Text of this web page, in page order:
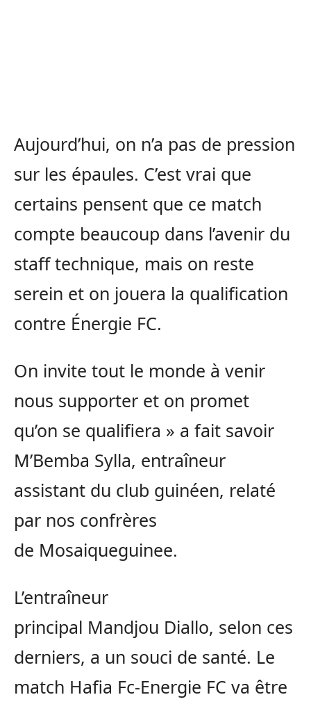
Aujourd’hui, on n’a pas de pression
sur les épaules. C’est vrai que
certains pensent que ce match
compte beaucoup dans l’avenir du
staff technique, mais on reste
serein et on jouera la qualification
contre Énergie FC.
On invite tout le monde à venir
nous supporter et on promet
qu’on se qualifiera » a fait savoir
M’Bemba Sylla, entraîneur
assistant du club guinéen, relaté
par nos confrères
de Mosaiqueguinee.
L’entraîneur
principal Mandjou Diallo, selon ces
derniers, a un souci de santé. Le
match Hafia Fc-Energie FC va être